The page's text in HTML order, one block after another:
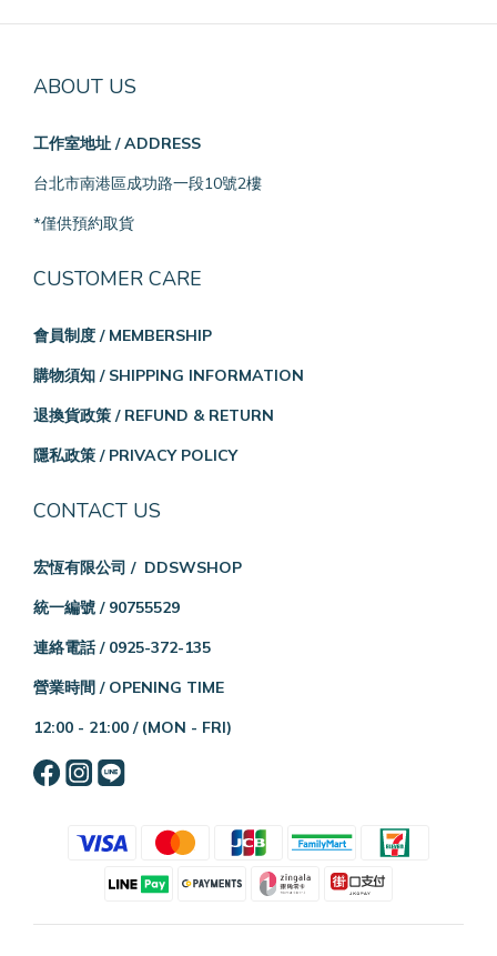
ABOUT US
工作室地址 / ADDRESS
台北市南港區成功路一段10號2樓
*僅供預約取貨
CUSTOMER CARE
會員制度 / MEMBERSHIP
購物須知 / SHIPPING INFORMATION
退換貨政策 / REFUND & RETURN
隱私政策 / PRIVACY POLICY
CONTACT US
宏恆有限公司 / DDSWSHOP
統一編號 / 90755529
連絡電話 / 0925-372-135
營業時間 / OPENING TIME
12:00 - 21:00 / (MON - FRI)